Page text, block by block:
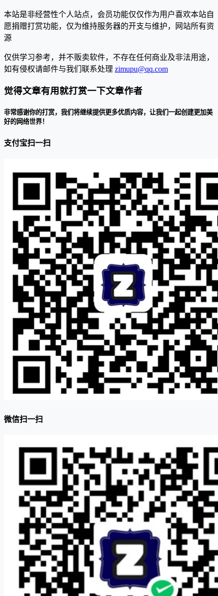
本站是非经营性个人站点，会员功能仅仅作为用户喜欢本站自
愿捐赠打赏功能，仅为维持服务器的开支与维护，网站所有资
源
仅供学习参考，并不贩卖软件，不存在任何商业及非法用途，
如有侵权请邮件与我们联系处理 zimupu@qq.com
觉得文章有用就打赏一下文章作者
非常感谢你的打赏，我们将继续提供更多优质内容，让我们一起创建更加美
好的网络世界！
支付宝扫一扫
微信扫一扫